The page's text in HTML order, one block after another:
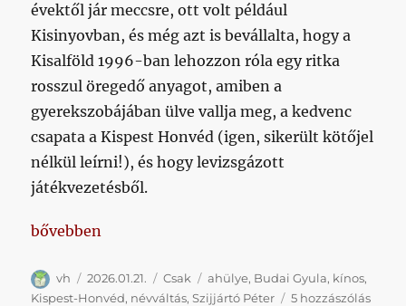
évektől jár meccsre, ott volt például
Kisinyovban, és még azt is bevállalta, hogy a
Kisalföld 1996-ban lehozzon róla egy ritka
rosszul öregedő anyagot, amiben a
gyerekszobájában ülve vallja meg, a kedvenc
csapata a Kispest Honvéd (igen, sikerült kötőjel
nélkül leírni!), és hogy levizsgázott
játékvezetésből.
„Sajnos az elnökséggel együtt jár a slepp
bővebben
Szerző
vh Közzétéve
2026.01.21. Kategória
Csak Címke
ahülye, Budai Gyula, kínos,
Kispest-Honvéd, névváltás,Szijjártó Péter 5 hozzászólás